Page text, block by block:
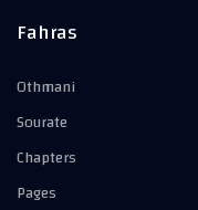
Fahras
Othmani
Sourate
Chapters
Pages